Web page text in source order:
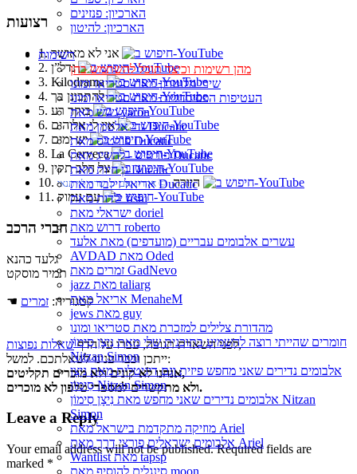
הארכיון: פנזינים
הארכיון: להיטון
רשימות
מהן רשימות וכיצד תוכל להשתמש בהן
שירי מלוטרון מאת סטריאו ומונו
העטיפות הפסיכדליות מאת סטריאו ומונו
גשש מאת yaron
גדי אלטמן מאת Ducatic
פורטיס מאת Ducatic
פורטיס - להשיג מאת Ducatic
גן חיות מאת Ducatic
אריאל זילבר מאת Ducatic
ילדות מאת fishi
ישראלי מאת doriel
דרוש מאת roberto
עשרים אלבומים עבריים (מועדפים) מאת אלעד
AVDAD מאת Oded
זמרים מאת GadNevo
jazz מאת taliarg
אריאל מאת MenaheM
jews מאת guy
מהדורת צלילים למזכרת מאת סטריאו ומונו
חומרים שהייתי רוצה להשמיע בתוכנית שלי מאת נִיצָן סִימוֹן
Nitzan Simon
אלבומים נדירים שאני מחפש פיזית וגם דיגיטלית מאת נִיצָן
סִימוֹן Nitzan Simon
אלבומים נדירים שאני מחפש מאת נִיצָן סִימוֹן Nitzan
Simon
מוזיקה מתקדמת בישראל מאת Ariel
אלבומים ישראלים פורצי דרך מאת Ariel
Wantlist מאת tapsp
סינגלים להוסיף מאת moon
רצועות
1. אני לא מאושר
2. נדל”ן
3. Kilodrama
4. להתבונן בך
5. בוקר רע
6. אין לי אלוהים
7. יש ימים
8. La Cerveca
9. צל הלב תקין
10. היורה‏ © אהרון זאב‏ ♫ שרה לוי תנאי
11. עם עמוק
חברי הרכב
גלעד כהנא
תמיר מוסקט
☚ קטגוריה: זמרים
לפני השארת תגובה, עברו על הדףשאלות נפוצות
,
ייתכן וכבר ענינו לשאלתכם. למשל:
אנחנו לא קונים ולא מוכרים תקליטים,
ולא מתקשרים למספרי טלפון לא מוכרים.
Leave a Reply
Your email address will not be published. Required fields are
marked *